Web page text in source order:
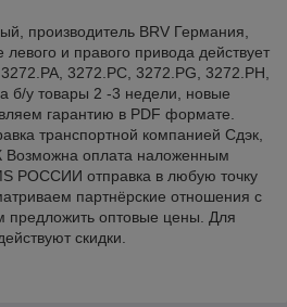
производитель BRV Германия,
левого и правого привода действует
3272.PC, 3272.PG, 3272.PH,
б/у товары 2 -3 недели, новые
гарантию в PDF формате.
транспортной компанией Сдэк,
оплата наложенным
РОССИИ отправка в любую точку
партнёрские отношения с
оптовые цены. Для
скидки.